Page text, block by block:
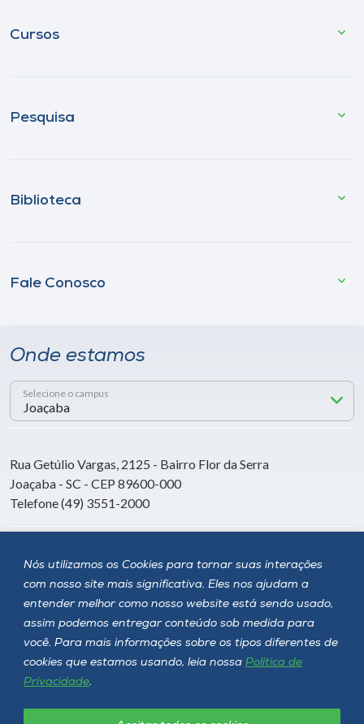
Nós utilizamos os Cookies para tornar suas interações
com nosso site mais significativa. Eles nos ajudam a
entender melhor como nosso website está sendo usado,
assim podemos entregar conteúdo sob medida para
você. Para mais informações sobre os tipos diferentes de
cookies que estamos usando, leia nossa Política de
Privacidade.
Cursos
Pesquisa
Biblioteca
Fale Conosco
Onde estamos
Selecione o campus
Rua Getúlio Vargas, 2125 - Bairro Flor da Serra
Joaçaba - SC - CEP 89600-000
Telefone (49) 3551-2000
Siga a Unoesc